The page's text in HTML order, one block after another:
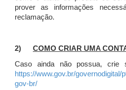
prover as informações
reclamação.
2) COMO CRIAR UMA
Caso ainda não possua,
https://www.gov.br/governodigital/
gov-br/